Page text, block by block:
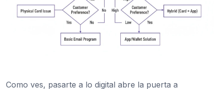
Como ves, pasarte a lo digital abre la puerta a